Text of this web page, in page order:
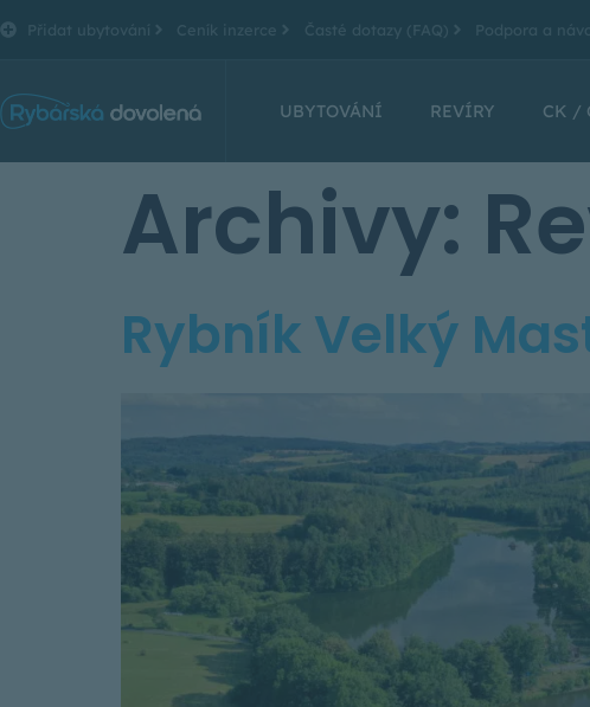
Přidat ubytování Ceník inzerce Časté dotazy (FAQ) Podpora a
UBYTOVÁNÍ REVÍRY CK /
Archivy:
Rybník Velký